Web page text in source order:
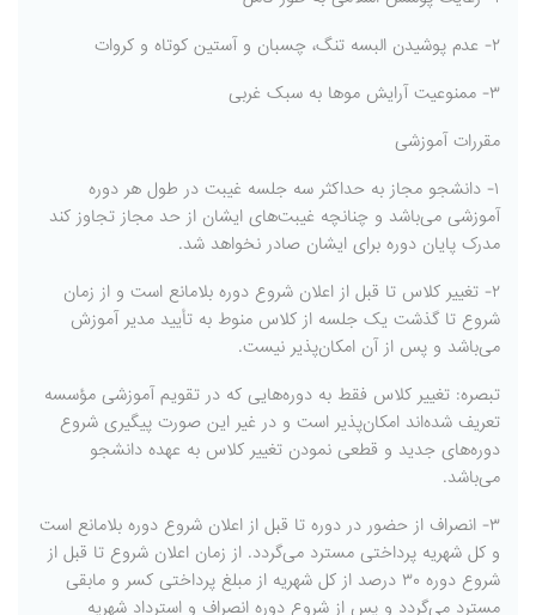
۲- عدم پوشیدن البسه تنگ، چسبان و آستین کوتاه و کروات
۳- ممنوعیت آرایش موها به سبک غربی
مقررات آموزشی
۱- دانشجو مجاز به حداکثر سه جلسه غیبت در طول هر دوره
آموزشی می‌باشد و چنانچه غیبت‌های ایشان از حد مجاز تجاوز کند
مدرک پایان دوره برای ایشان صادر نخواهد شد.
۲- تغییر کلاس تا قبل از اعلان شروع دوره بلامانع است و از زمان
شروع تا گذشت یک جلسه از کلاس منوط به تأیید مدیر آموزش
می‌باشد و پس از آن امکان‌پذیر نیست.
تبصره: تغییر کلاس فقط به دوره‌هایی که در تقویم آموزشی مؤسسه
تعریف شده‌اند امکان‌پذیر است و در غیر این صورت پیگیری شروع
دوره‌های جدید و قطعی نمودن تغییر کلاس به عهده دانشجو
می‌باشد.
۳- انصراف از حضور در دوره تا قبل از اعلان شروع دوره بلامانع است
و کل شهریه پرداختی مسترد می‌گردد. از زمان اعلان شروع تا قبل از
شروع دوره ۳۰ درصد از کل شهریه از مبلغ پرداختی کسر و مابقی
مسترد می‌گردد و پس از شروع دوره انصراف و استرداد شهریه